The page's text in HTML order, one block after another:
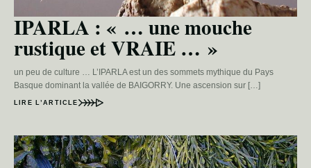
IPARLA : « … une mouche
rustique et VRAIE … »
un peu de culture … L’IPARLA est un des sommets mythique du Pays
Basque dominant la vallée de BAIGORRY. Une ascension sur […]
LIRE L’ARTICLE